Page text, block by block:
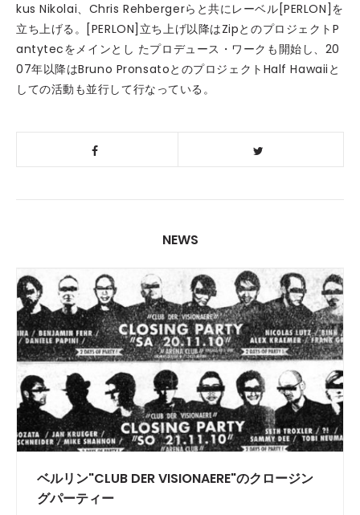
kus Nikolai、Chris Rehbergerらと共にレーベル[PERLON]を
立ち上げる。[PERLON]立ち上げ以降はZipとのプロジェクトP
antytecをメインとし たプロデュース・ワークも開始し、20
07年以降はBruno PronsatoとのプロジェクトHalf Hawaiiと
しての活動も並行して行なっている。
NEWS
ベルリン"CLUB DER VISIONAERE"のクロージン
グパーティー